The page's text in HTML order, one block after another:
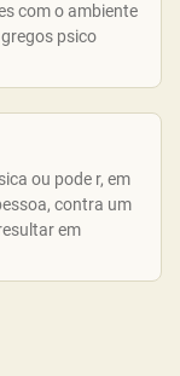
com o ambiente
psico
ou pode r, em
contra um
em